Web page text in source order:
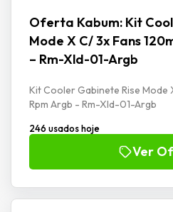
Oferta Kabum: Kit
Mode X C/ 3x Fans
– Rm-Xld-01-Argb
Kit Cooler Gabinete Rise Mode
Rpm Argb - Rm-Xld-01-Argb
246 usados hoje
Ver